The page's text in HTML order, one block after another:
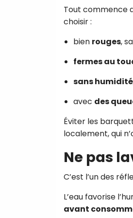
Tout commence
choisir :
bien rouges,
fermes au
sans humidité
avec des
Éviter les
localement, qui
Ne pas
C’est l’un des
L’eau favorise
avant